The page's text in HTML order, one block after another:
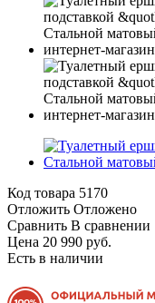
Код товара 5170
Отложить Отложено
Сравнить В сравнении
Цена 20 990 руб.
Есть в наличии